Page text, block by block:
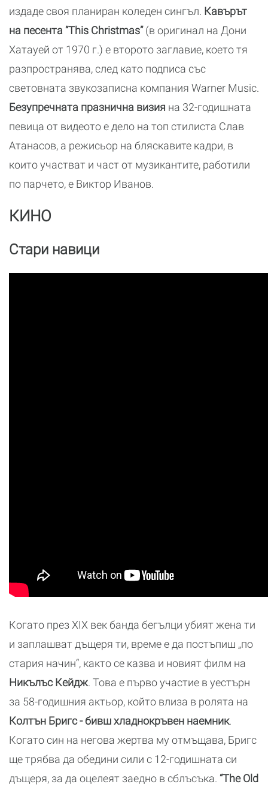
издаде своя планиран коледен сингъл. Кавърът
на песента “This Christmas”(в оригинал на Дони
Хатауей от 1970 г.) е второто заглавие, което тя
разпространява, след като подписа със
световната звукозаписна компания Warner Music.
Безупречната празнична визия на 32-годишната
певица от видеото е дело на топ стилиста Слав
Атанасов, а режисьор на бляскавите кадри, в
които участват и част от музикантите, работили
по парчето, е Виктор Иванов.
КИНО
Стари навици
Когато през XIX век банда бегълци убият жена ти
и заплашват дъщеря ти, време е да постъпиш „по
стария начин“, както се казва и новият филм на
Никълъс Кейдж. Това е първо участие в уестърн
за 58-годишния актьор, който влиза в ролята на
Колтън Бригс - бивш хладнокръвен наемник.
Когато син на негова жертва му отмъщава, Бригс
ще трябва да обедини сили с 12-годишната си
дъщеря, за да оцелеят заедно в сблъсъка. “The Old